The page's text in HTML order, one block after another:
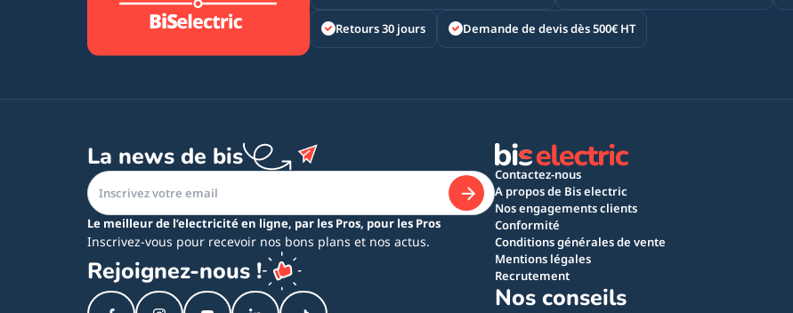
Retours 30 jours Demande de devis dès 500€ HT
La news de bis
Le meilleur de l’electricité en ligne, par les Pros, pour les Pros
Inscrivez-vous pour recevoir nos bons plans et nos actus.
Rejoignez-nous !
Contactez-nous
A propos de Bis electric
Nos engagements clients
Conformité
Conditions générales de vente
Mentions légales
Recrutement
Nos conseils